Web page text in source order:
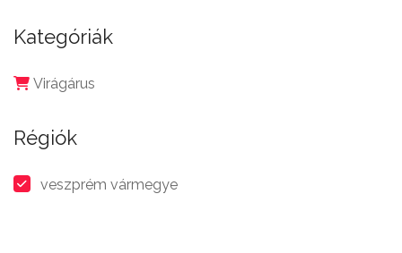
Kategóriák
Virágárus
Régiók
veszprém vármegye